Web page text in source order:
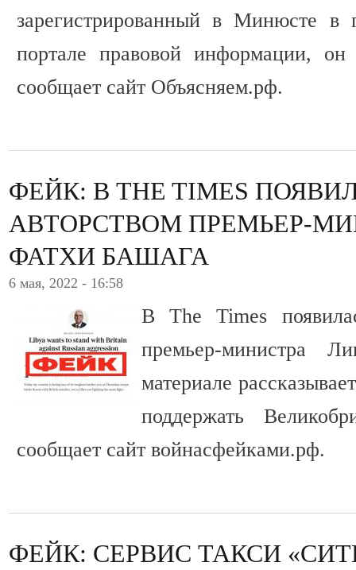
зарегистрированный в Минюсте в
портале правовой информации,
сообщает сайт Объясняем.рф.
ФЕЙК: В THE TIMES
АВТОРСТВОМ ПРЕМЬЕР-
ФАТХИ БАШАГА
6 мая, 2022 - 16:58
В The Times
премьер-министра
материале
поддержать
сообщает сайт войнасфейками.рф.
ФЕЙК: СЕРВИС ТАКСИ